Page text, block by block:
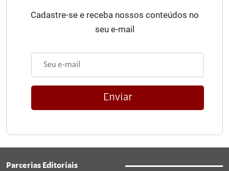
Cadastre-se e receba nossos conteúdos no
seu e-mail
Enviar
Parcerias Editoriais